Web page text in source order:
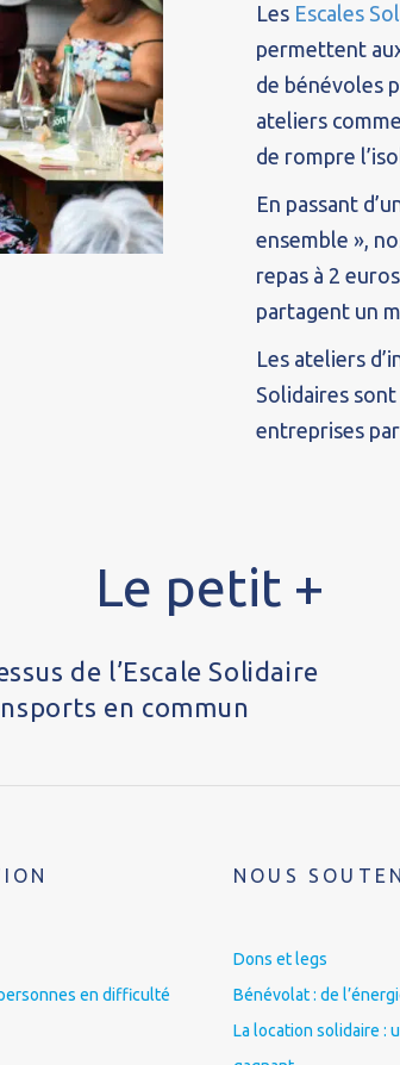
Les Escales
permettent
de bénévoles
ateliers
de rompre
En passant
ensemble »,
repas à 2
partagent un
Les ateliers
Solidaires
entreprises
Le petit +
de l’Escale Solidaire
en commun
en difficulté
NOUS
Dons et legs
Bénévolat : de
La location solidaire :